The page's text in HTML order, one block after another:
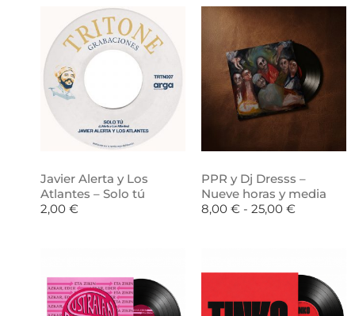
Javier Alerta y Los
Atlantes – Solo tú
2,00 €
PPR y Dj Dresss –
Nueve horas y media
8,00 € - 25,00 €